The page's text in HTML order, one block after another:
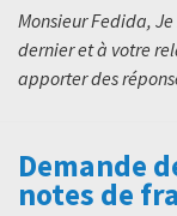
Monsieur Fedida,
dernier et à votre
apporter des
Demande
notes de